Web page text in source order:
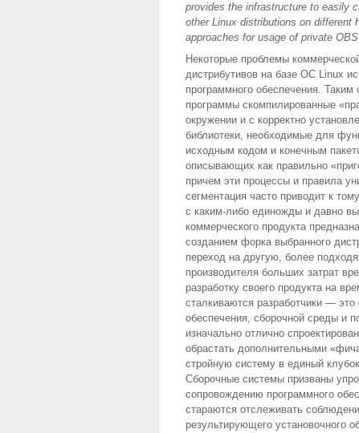
provides the infrastructure to easily
other Linux distributions on different
approaches for usage of private OBS
Некоторые проблемы
дистрибутивов на базе ОС Linux
программного обеспечения.
программы скомпилированные
окружении и с корректно
библиотеки, необходимые для
исходным кодом и конечным
описывающих как правильно
причем эти процессы и правила
сегментация часто приводит к
с каким-либо единожды и давно
коммерческого продукта
созданием форка выбранного
переход на другую, более
производителя больших затрат
разработку своего продукта на
сталкиваются разработчики —
обеспечения, сборочной среды и
изначально отлично
обрастать дополнительными
стройную систему в единый
Сборочные системы призваны
сопровождению программного
стараются отслеживать
результирующего установочного